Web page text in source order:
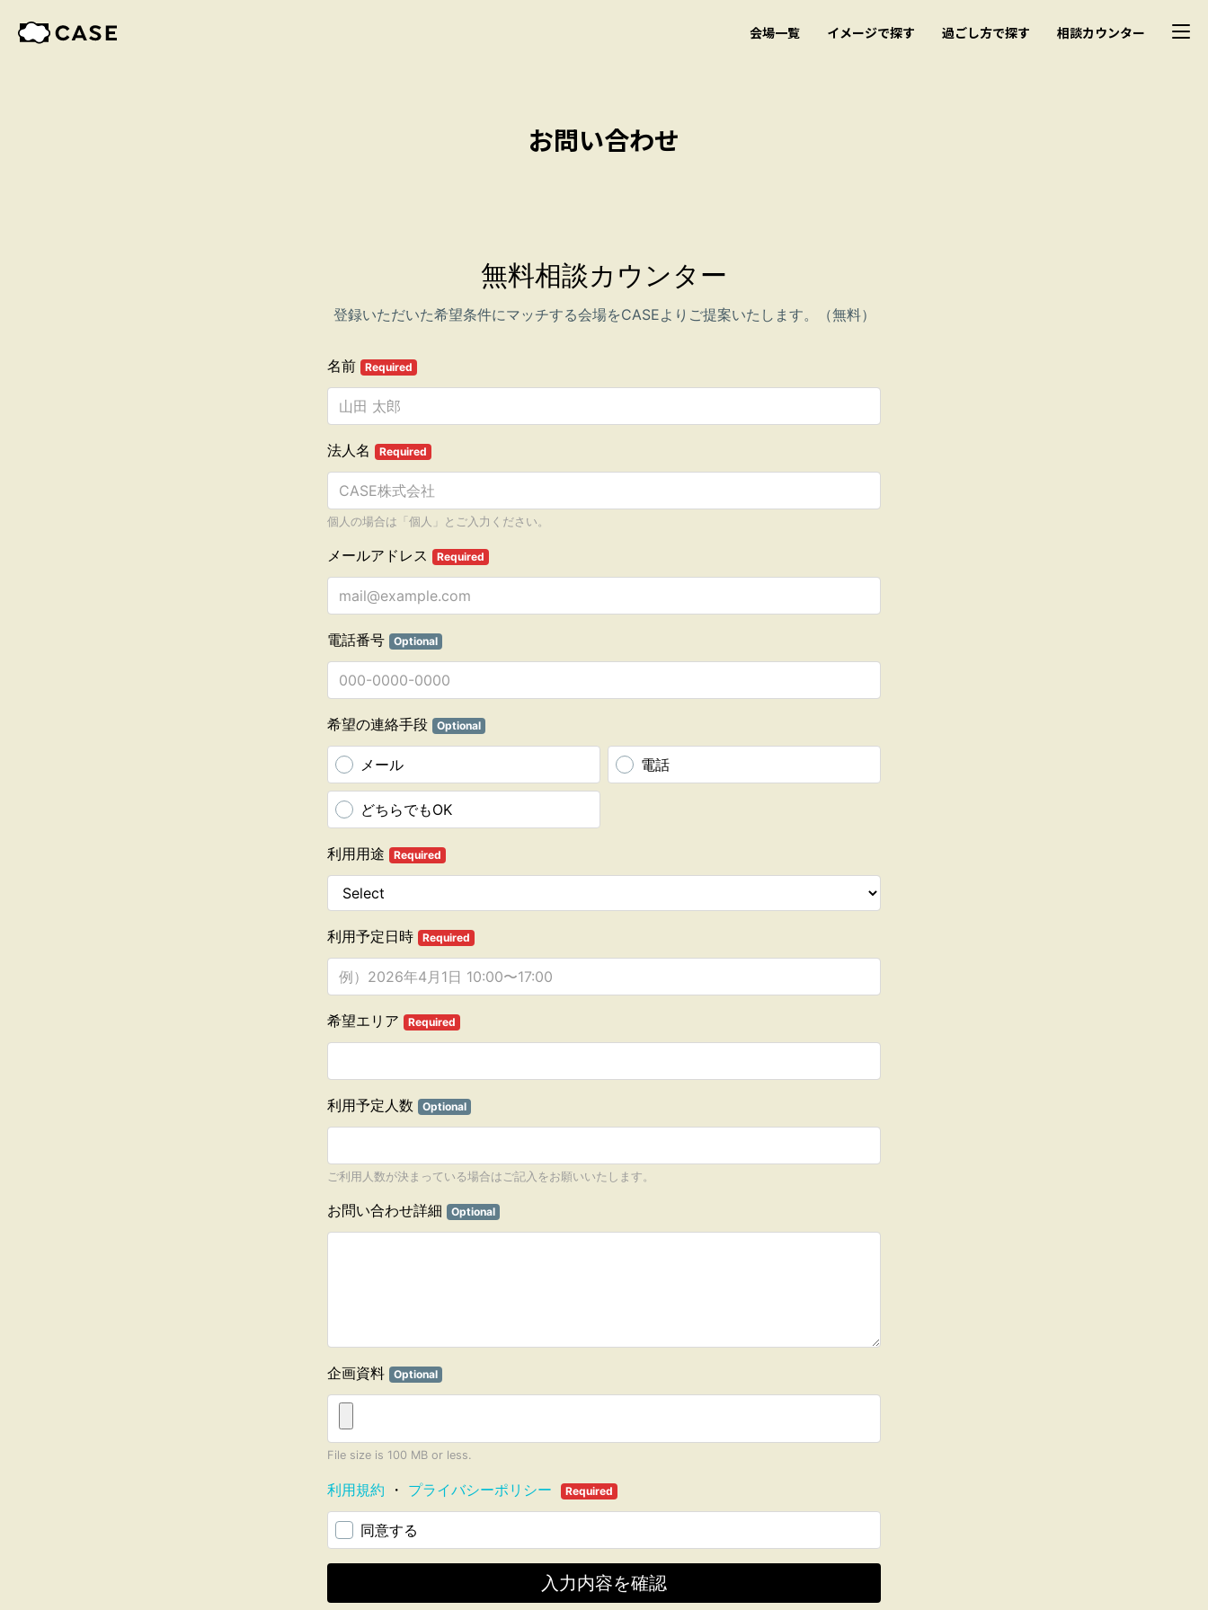
会場一覧 イメージで探す 過ごし方で探す 相談カウンター
お問い合わせ